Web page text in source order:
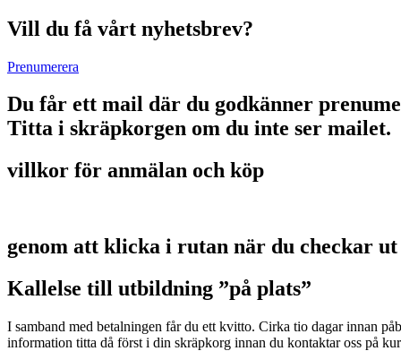
Vill du få vårt nyhetsbrev?
Prenumerera
Du får ett mail där du godkänner
Titta i skräpkorgen om du inte ser mailet.
villkor för anmälan och köp
genom att klicka i rutan när du checkar
Kallelse till utbildning ”på plats”
I samband med betalningen får du ett kvitto. Cirka tio dagar innan
information titta då först i din skräpkorg innan du kontaktar oss på